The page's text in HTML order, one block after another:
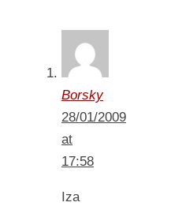
Borsky
28/01/2009
at
17:58
Iza